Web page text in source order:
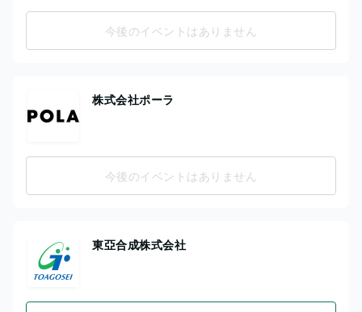
今後のイベントはありません
株式会社ポーラ
今後のイベントはありません
東亞合成株式会社